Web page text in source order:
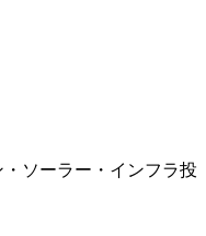
ソーラー・インフラ投